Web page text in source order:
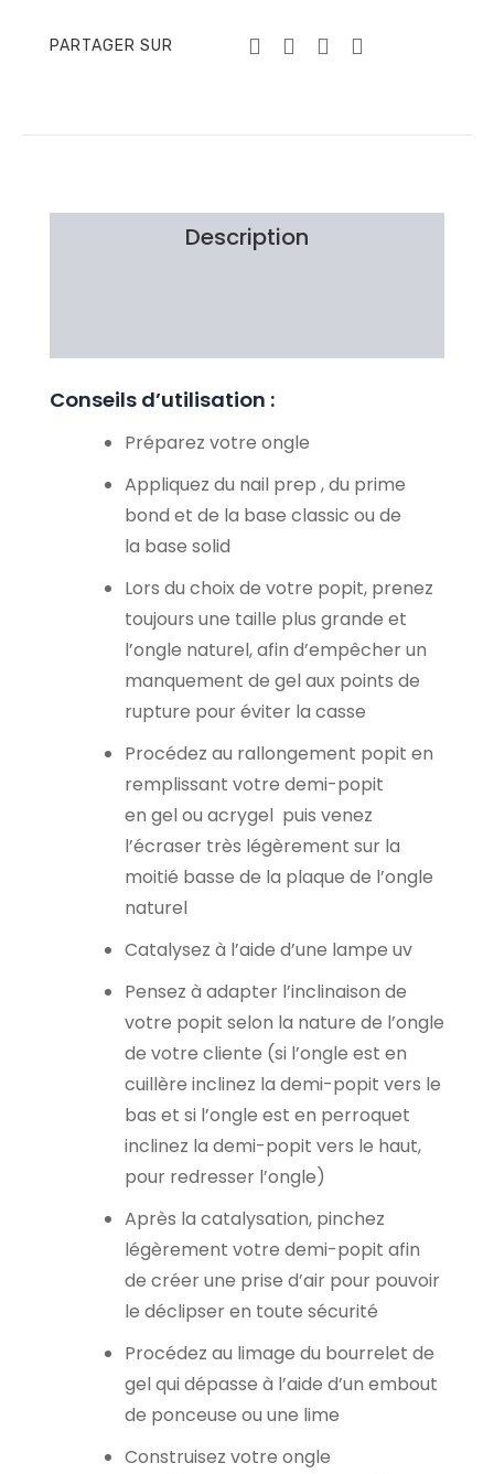
PARTAGER SUR
Description
Conseils d’utilisation :
Préparez votre ongle
Appliquez du nail prep , du prime
bond et de la base classic ou de
la base solid
Lors du choix de votre popit, prenez
toujours une taille plus grande et
l’ongle naturel, afin d’empêcher un
manquement de gel aux points de
rupture pour éviter la casse
Procédez au rallongement popit en
remplissant votre demi-popit
en gel ou acrygel puis venez
l’écraser très légèrement sur la
moitié basse de la plaque de l’ongle
naturel
Catalysez à l’aide d’une lampe uv
Pensez à adapter l’inclinaison de
votre popit selon la nature de l’ongle
de votre cliente (si l’ongle est en
cuillère inclinez la demi-popit vers le
bas et si l’ongle est en perroquet
inclinez la demi-popit vers le haut,
pour redresser l’ongle)
Après la catalysation, pinchez
légèrement votre demi-popit afin
de créer une prise d’air pour pouvoir
le déclipser en toute sécurité
Procédez au limage du bourrelet de
gel qui dépasse à l’aide d’un embout
de ponceuse ou une lime
Construisez votre ongle